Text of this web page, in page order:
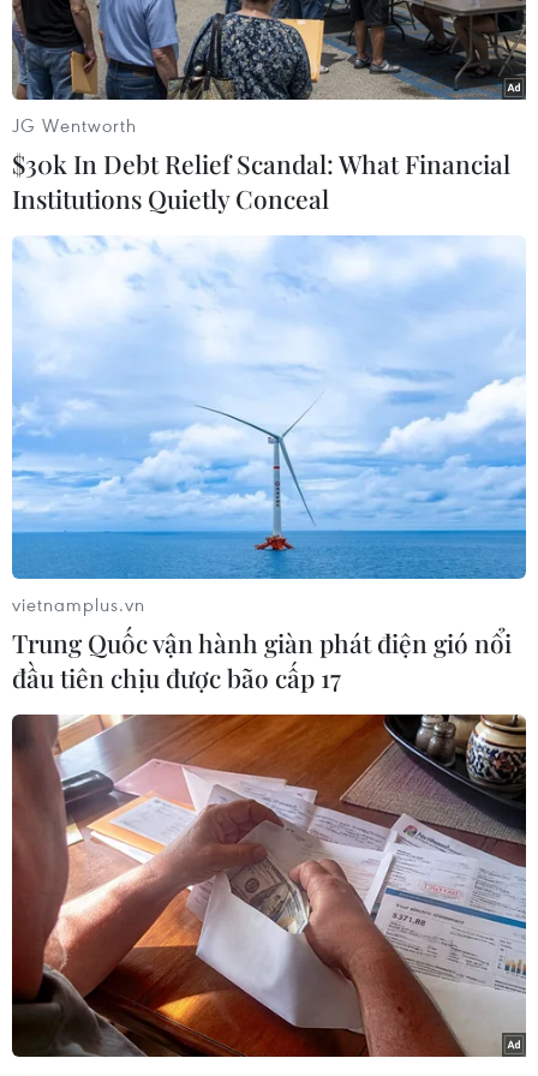
hoạt động ở Hong Kong. (Ảnh Mạc Luyện/Vietnam+)
Trong không khí rộn ràng của những ngày Hè
tháng 5, toàn thể nhân dân Việt Nam, cho dù ở
trong nước hay đang học tập và làm việc ở nước
ngoài, đều tưởng nhớ đến ngày sinh của Chủ
tịch Hồ Chí Minh (19/5/1890-19/5/2023).
Nhân dịp này, Chi bộ lưu học sinh Việt Nam tại
Hong Kong cùng với đại diện Ban chấp hành
Hội Sinh viên Việt Nam tại Hong Kong đã đến
tham quan nhà tù Victoria - nơi gắn liền với giai
đoạn hoạt động cách mạng của Người từ tháng
1/1930-1/1933.
Theo bạn Nguyễn Hoàng Long - Bí thư Chi bộ
lưu học sinh, Chủ tịch Hội Sinh viên Việt Nam
tại Hong Kong, đây là một dịp quan trọng để các
lưu học sinh tưởng nhớ và bày tỏ lòng biết ơn
công lao của Bác Hồ - người anh hùng giải
phóng dân tộc, vị cha già dân tộc.
Hong Kong là nơi có rất nhiều địa danh gắn liền
JG Wentworth
$30k In Debt Relief Scandal: What Financial
Institutions Quietly Conceal
vietnamplus.vn
Trung Quốc vận hành giàn phát điện gió nổi
đầu tiên chịu được bão cấp 17